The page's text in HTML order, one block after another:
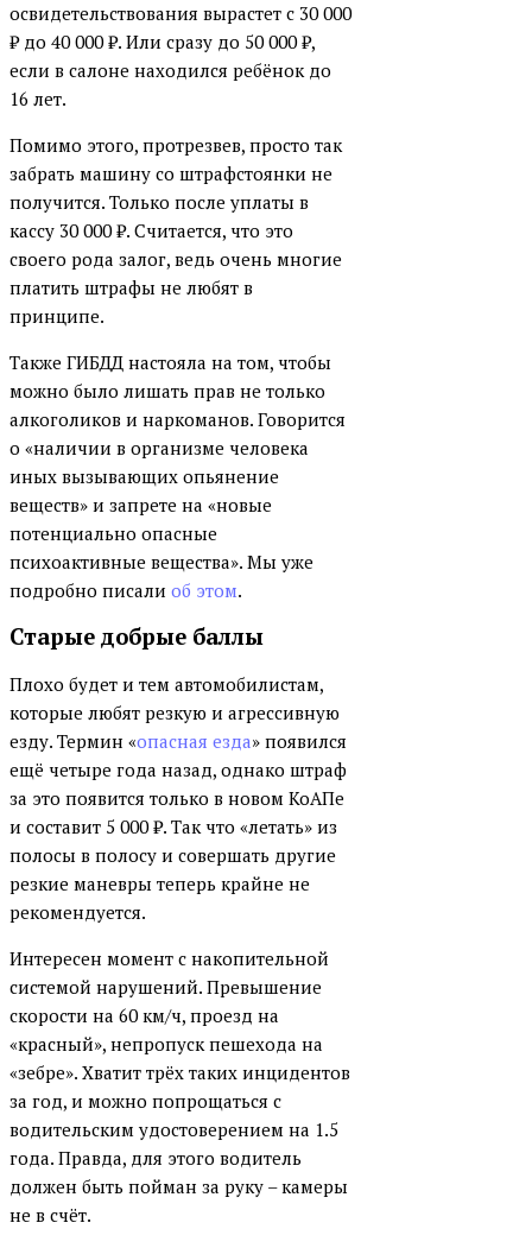
освидетельствования вырастет с 30 000
₽ до 40 000₽. Или сразу до 50 000₽,
если в салоне находился ребёнок до
16 лет.
Помимо этого, протрезвев, просто так
забрать машину со штрафстоянки не
получится. Только после уплаты в
кассу 30 000₽. Считается, что это
своего рода залог, ведь очень многие
платить штрафы не любят в
принципе.
Также ГИБДД настояла на том, чтобы
можно было лишать прав не только
алкоголиков и наркоманов. Говорится
о «наличии в организме человека
иных вызывающих опьянение
веществ» и запрете на «новые
потенциально опасные
психоактивные вещества». Мы уже
подробно писали об этом.
Старые добрые баллы
Плохо будет и тем автомобилистам,
которые любят резкую и агрессивную
езду. Термин «опасная езда» появился
ещё четыре года назад, однако штраф
за это появится только в новом КоАПе
и составит 5 000 ₽. Так что «летать» из
полосы в полосу и совершать другие
резкие маневры теперь крайне не
рекомендуется.
Интересен момент с накопительной
системой нарушений. Превышение
скорости на 60 км/ч, проезд на
«красный», непропуск пешехода на
«зебре». Хватит трёх таких инцидентов
за год, и можно попрощаться с
водительским удостоверением на 1.5
года. Правда, для этого водитель
должен быть пойман за руку – камеры
не в счёт.